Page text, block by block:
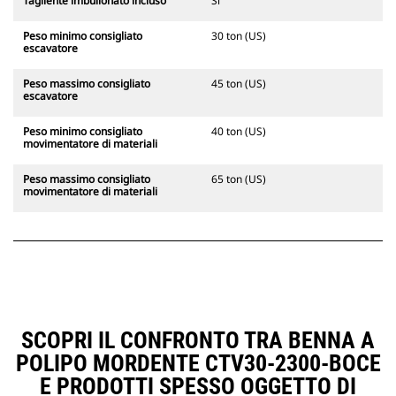
Peso minimo consigliato
escavatore
30 ton (US)
Peso massimo consigliato
escavatore
45 ton (US)
Peso minimo consigliato
movimentatore di materiali
40 ton (US)
Peso massimo consigliato
movimentatore di materiali
65 ton (US)
SCOPRI IL CONFRONTO TRA BENNA A
POLIPO MORDENTE CTV30-2300-BOCE
E PRODOTTI SPESSO OGGETTO DI